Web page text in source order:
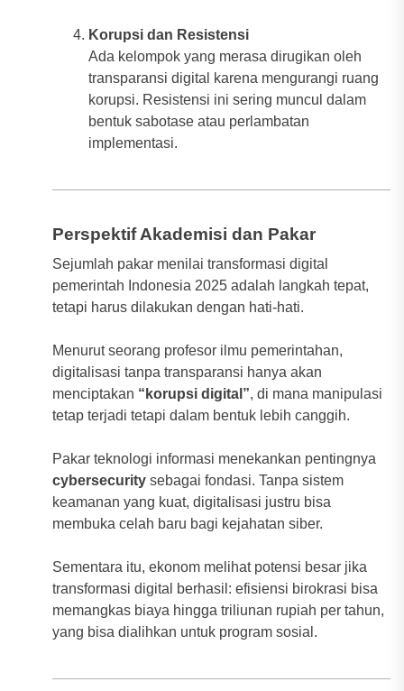
Korupsi dan Resistensi
Ada kelompok yang merasa dirugikan oleh
transparansi digital karena mengurangi ruang
korupsi. Resistensi ini sering muncul dalam
bentuk sabotase atau perlambatan
implementasi.
Perspektif Akademisi dan Pakar
Sejumlah pakar menilai transformasi digital
pemerintah Indonesia 2025 adalah langkah tepat,
tetapi harus dilakukan dengan hati-hati.
Menurut seorang profesor ilmu pemerintahan,
digitalisasi tanpa transparansi hanya akan
menciptakan “korupsi digital”, di mana manipulasi
tetap terjadi tetapi dalam bentuk lebih canggih.
Pakar teknologi informasi menekankan pentingnya
cybersecuritysebagai fondasi. Tanpa sistem
keamanan yang kuat, digitalisasi justru bisa
membuka celah baru bagi kejahatan siber.
Sementara itu, ekonom melihat potensi besar jika
transformasi digital berhasil: efisiensi birokrasi bisa
memangkas biaya hingga triliunan rupiah per tahun,
yang bisa dialihkan untuk program sosial.